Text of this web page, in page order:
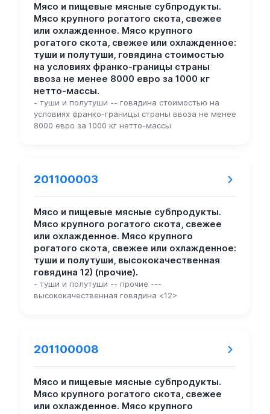
Мясо и пищевые мясные субпродукты.
Мясо крупного рогатого скота, свежее
или охлажденное. Мясо крупного
рогатого скота, свежее или охлажденное:
туши и полутуши, говядина стоимостью
на условиях франко-границы страны
ввоза не менее 8000 евро за 1000 кг
нетто-массы.
- туши и полутуши -- говядина стоимостью на
условиях франко-границы страны ввоза не менее
8000 евро за 1000 кг нетто-массы
201100003
Мясо и пищевые мясные субпродукты.
Мясо крупного рогатого скота, свежее
или охлажденное. Мясо крупного
рогатого скота, свежее или охлажденное:
туши и полутуши, высококачественная
говядина 12) (прочие).
- туши и полутуши -- прочие ---
высококачественная говядина <12>
201100008
Мясо и пищевые мясные субпродукты.
Мясо крупного рогатого скота, свежее
или охлажденное. Мясо крупного